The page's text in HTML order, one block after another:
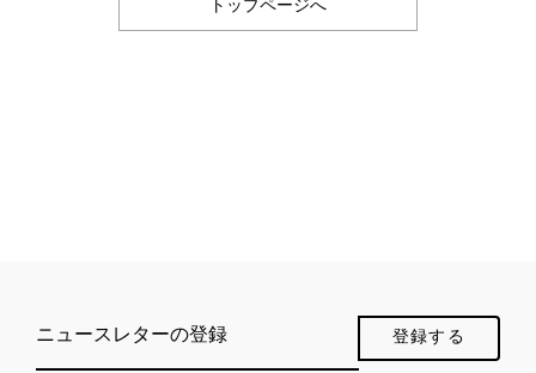
トップページへ
ニュースレターの登録 登録する